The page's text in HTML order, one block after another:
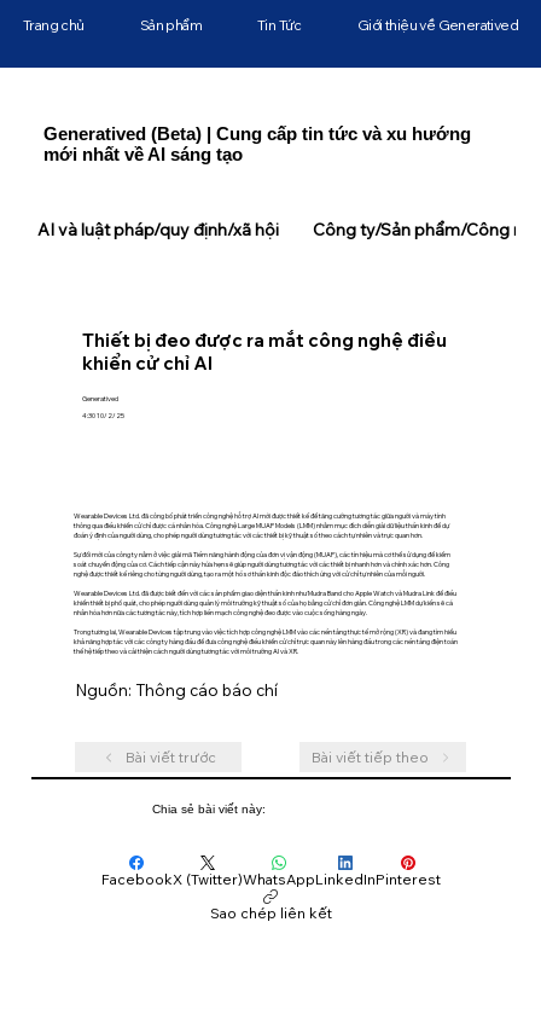
Generatived (Beta) | Cung cấp tin tức và xu hướng
mới nhất về AI sáng tạo
Thiết bị đeo được ra mắt công nghệ điều
khiển cử chỉ AI
Generatived
4:30 10/2/25
Wearable Devices Ltd. đã công bố phát triển công nghệ hỗ trợ AI mới được thiết kế để tăng cường tương tác giữa người và máy tính
thông qua điều khiển cử chỉ được cá nhân hóa. Công nghệ Large MUAP Models (LMM) nhằm mục đích diễn giải dữ liệu thần kinh để dự
đoán ý định của người dùng, cho phép người dùng tương tác với các thiết bị kỹ thuật số theo cách tự nhiên và trực quan hơn.
Sự đổi mới của công ty nằm ở việc giải mã Tiềm năng hành động của đơn vị vận động (MUAP), các tín hiệu mà cơ thể sử dụng để kiểm
soát chuyển động của cơ. Cách tiếp cận này hứa hẹn sẽ giúp người dùng tương tác với các thiết bị nhanh hơn và chính xác hơn. Công
nghệ được thiết kế riêng cho từng người dùng, tạo ra một hồ sơ thần kinh độc đáo thích ứng với cử chỉ tự nhiên của mỗi người.
Wearable Devices Ltd. đã được biết đến với các sản phẩm giao diện thần kinh như Mudra Band cho Apple Watch và Mudra Link để điều
khiển thiết bị phổ quát, cho phép người dùng quản lý môi trường kỹ thuật số của họ bằng cử chỉ đơn giản. Công nghệ LMM dự kiến ​​sẽ cá
nhân hóa hơn nữa các tương tác này, tích hợp liền mạch công nghệ đeo được vào cuộc sống hàng ngày.
Trong tương lai, Wearable Devices tập trung vào việc tích hợp công nghệ LMM vào các nền tảng thực tế mở rộng (XR) và đang tìm hiểu
khả năng hợp tác với các công ty hàng đầu để đưa công nghệ điều khiển cử chỉ trực quan này lên hàng đầu trong các nền tảng điện toán
thế hệ tiếp theo và cải thiện cách người dùng tương tác với môi trường AI và XR.
Nguồn: Thông cáo báo chí
Bài viết trước Bài viết tiếp theo
Trang chủ Sản phẩm Tin Tức Giới thiệu về Generatived
Chia sẻ bài viết này:
FacebookX (Twitter)WhatsAppLinkedInPinterest
Sao chép liên kết
AI và luật pháp/quy định/xã hội Công ty/Sản phẩm/Công